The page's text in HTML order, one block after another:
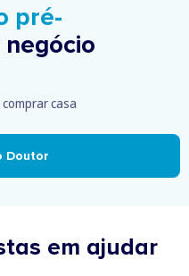
pré-
negócio
casa
Doutor
em ajudar